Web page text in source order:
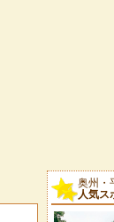
奥州・
人気ス